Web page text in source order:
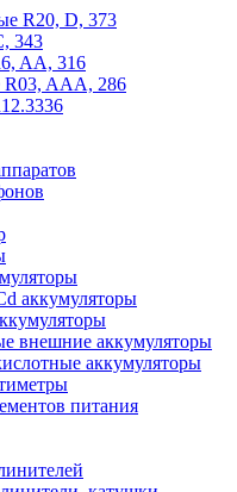
R20, D, 373
343
AA, 316
AAA, 286
аккумуляторы
внешние аккумуляторы
аккумуляторы
питания